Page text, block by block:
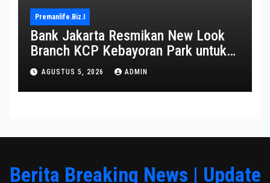
Premanlife.biz.i
Bank Jakarta Resmikan New Look
Branch KCP Kebayoran Park untuk
Transformasi Layanan
AGUSTUS 5, 2026 ADMIN
Berita Breaking News | Update